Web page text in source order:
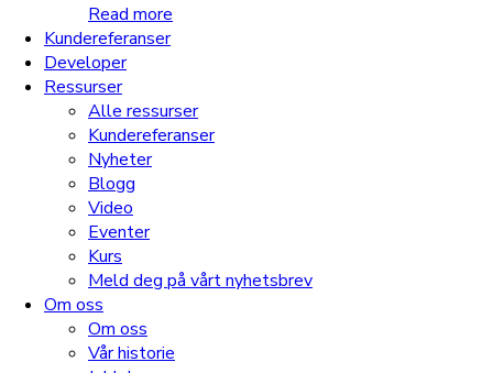
Read more
Kundereferanser
Developer
Ressurser
Alle ressurser
Kundereferanser
Nyheter
Blogg
Video
Eventer
Kurs
Meld deg på vårt nyhetsbrev
Om oss
Om oss
Vår historie